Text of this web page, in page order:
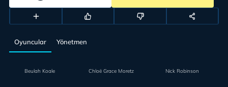
Oyuncular Yönetmen
Beulah Koale Chloë Grace Moretz Nick Robinson